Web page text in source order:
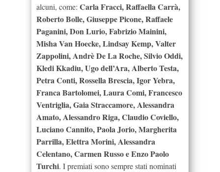
alcuni, come: Carla Fracci, Raffaella Carrà,
Roberto Bolle, Giuseppe Picone, Raffaele
Paganini, Don Lurio, Fabrizio Mainini,
Misha Van Hoecke, Lindsay Kemp, Valter
Zappolini, Andrè De La Roche, Silvio Oddi,
Kledi Kkadiu, Ugo dell’Ara, Alberto Testa,
Petra Conti, Rossella Brescia, Igor Yebra,
Franca Bartolomei, Laura Comi, Francesco
Ventriglia, Gaia Straccamore, Alessandra
Amato, Alessandro Riga, Claudio Coviello,
Luciano Cannito, Paola Jorio, Margherita
Parrilla, Elettra Morini, Alessandra
Celentano, Carmen Russo e Enzo Paolo
Turchi. I premiati sono sempre stati nominati